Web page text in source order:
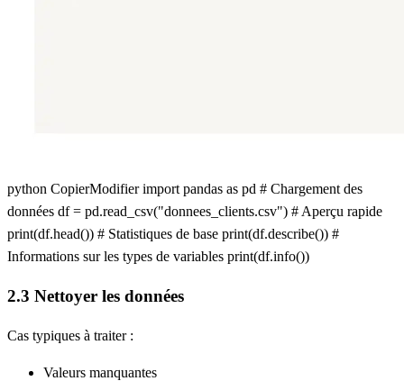
python CopierModifier import pandas as pd # Chargement des
données df = pd.read_csv("donnees_clients.csv") # Aperçu rapide
print(df.head()) # Statistiques de base print(df.describe()) #
Informations sur les types de variables print(df.info())
2.3 Nettoyer les données
Cas typiques à traiter :
Valeurs manquantes